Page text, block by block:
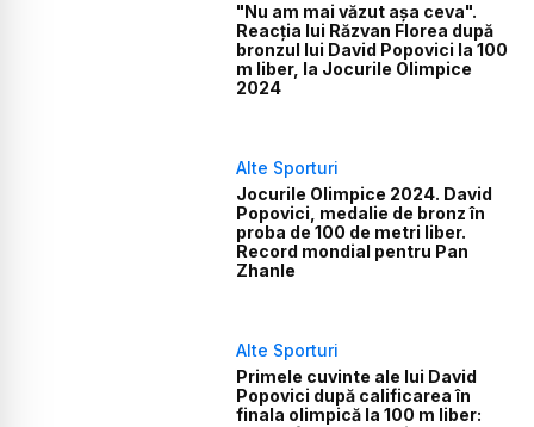
"Nu am mai văzut așa ceva".
Reacția lui Răzvan Florea după
bronzul lui David Popovici la 100
m liber, la Jocurile Olimpice
2024
Alte Sporturi
Jocurile Olimpice 2024. David
Popovici, medalie de bronz în
proba de 100 de metri liber.
Record mondial pentru Pan
Zhanle
Alte Sporturi
Primele cuvinte ale lui David
Popovici după calificarea în
finala olimpică la 100 m liber: